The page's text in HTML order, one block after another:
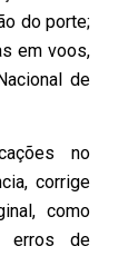
do porte;
em voos,
de
no
corrige
como
erros de